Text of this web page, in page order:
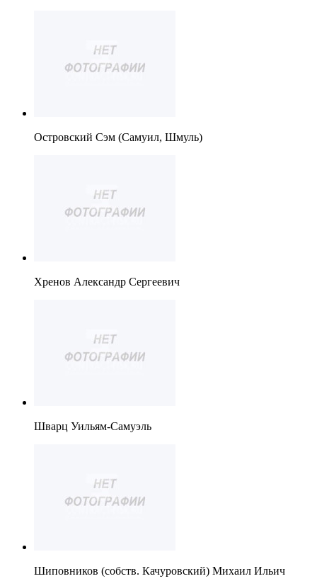
Островский Сэм (Самуил, Шмуль)
Хренов Александр Сергеевич
Шварц Уильям-Самуэль
Шиповников (собств. Качуровский) Михаил Ильич